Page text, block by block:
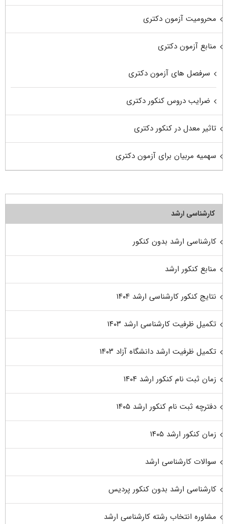
محرومیت آزمون دکتری
منابع آزمون دکتری
سرفصل های آزمون دکتری
ضرایب دروس کنکور دکتری
تاثیر معدل در کنکور دکتری
سهمیه مربیان برای آزمون دکتری
کارشناسی ارشد
کارشناسی ارشد بدون کنکور
منابع کنکور ارشد
نتایج کنکور کارشناسی ارشد ۱۴۰۴
تکمیل ظرفیت کارشناسی ارشد ۱۴۰۳
تکمیل ظرفیت ارشد دانشگاه آزاد ۱۴۰۳
زمان ثبت نام کنکور ارشد ۱۴۰۴
دفترچه ثبت نام کنکور ارشد ۱۴۰۵
زمان کنکور ارشد ۱۴۰۵
سوالات کارشناسی ارشد
کارشناسی ارشد بدون کنکور پردیس
مشاوره انتخاب رشته کارشناسی ارشد